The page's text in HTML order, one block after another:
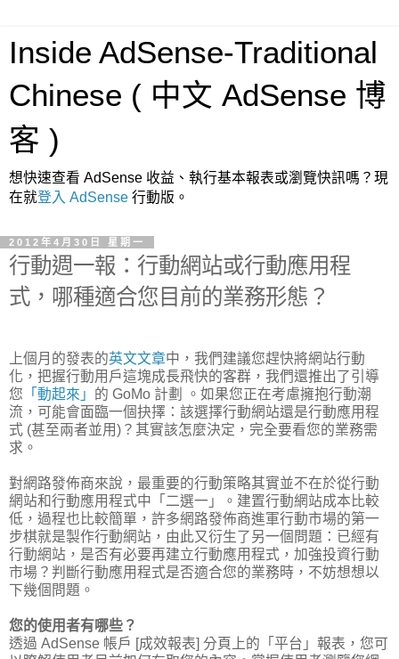
Inside AdSense-Traditional
Chinese ( 中文 AdSense 博
客 )
想快速查看 AdSense 收益、執行基本報表或瀏覽快訊嗎？現
在就登入 AdSense 行動版。
2012年4月30日 星期一
行動週一報：行動網站或行動應用程
式，哪種適合您目前的業務形態？
上個月的發表的英文文章中，我們建議您趕快將網站行動
化，把握行動用戶這塊成長飛快的客群，我們還推出了引導
您 「動起來」 的 GoMo 計劃 。如果您正在考慮擁抱行動潮
流，可能會面臨一個抉擇：該選擇行動網站還是行動應用程
式 (甚至兩者並用)？其實該怎麼決定，完全要看您的業務需
求。
對網路發佈商來說，最重要的行動策略其實並不在於從行動
網站和行動應用程式中「二選一」。建置行動網站成本比較
低，過程也比較簡單，許多網路發佈商進軍行動市場的第一
步棋就是製作行動網站，由此又衍生了另一個問題：已經有
行動網站，是否有必要再建立行動應用程式，加強投資行動
市場？判斷行動應用程式是否適合您的業務時，不妨想想以
下幾個問題。
您的使用者有哪些？
透過 AdSense 帳戶 [成效報表] 分頁上的「平台」報表，您可